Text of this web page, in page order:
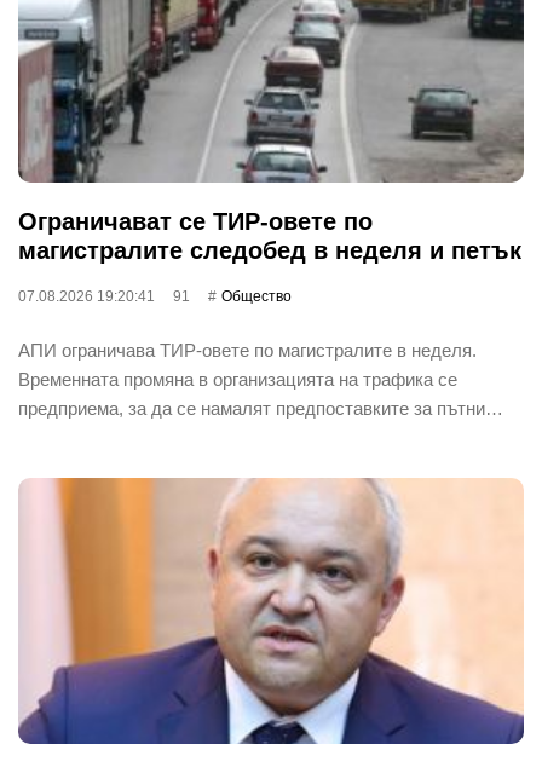
Ограничават се ТИР-овете по
магистралите следобед в неделя и петък
07.08.2026 19:20:41 91 Общество
АПИ ограничава ТИР-овете по магистралите в неделя.
Временната промяна в организацията на трафика се
предприема, за да се намалят предпоставките за пътни…